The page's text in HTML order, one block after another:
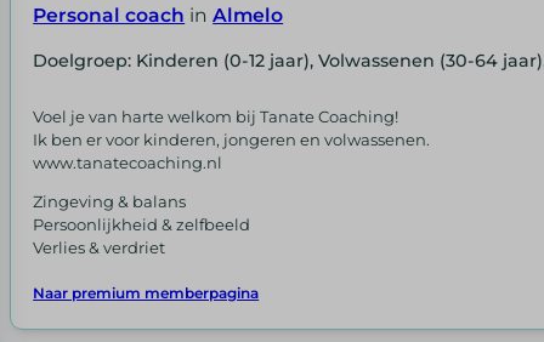
Personal coach inAlmelo
Doelgroep: Kinderen (0-12 jaar), Volwassenen (30-64
Voel je van harte welkom bij Tanate Coaching!
Ik ben er voor kinderen, jongeren en volwassenen.
www.tanatecoaching.nl
Zingeving & balans
Persoonlijkheid & zelfbeeld
Verlies & verdriet
Naar premium memberpagina